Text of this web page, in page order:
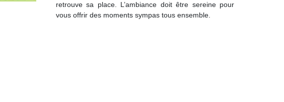
retrouve sa place. L’ambiance doit être sereine pour
vous offrir des moments sympas tous ensemble.